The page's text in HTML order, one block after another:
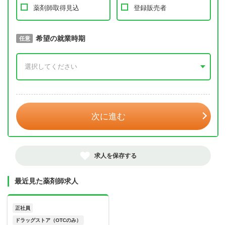
薬剤師取得見込 登録販売者
必須 取得予定年
任意 希望の就業時期
次に進む
求人を保存する
最近見た薬剤師求人
正社員
ドラッグストア（OTCのみ）